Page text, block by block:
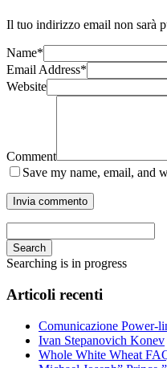
Il tuo indirizzo email non sarà
Name*
Email Address*
Website
Comment
Save my name, email, and
Search
Searching is in progress
Articoli recenti
Comunicazione Power-
Ivan Stepanovich Konev
Whole White Wheat